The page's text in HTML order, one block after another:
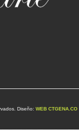
Diseño:WEB CTGENA.CO